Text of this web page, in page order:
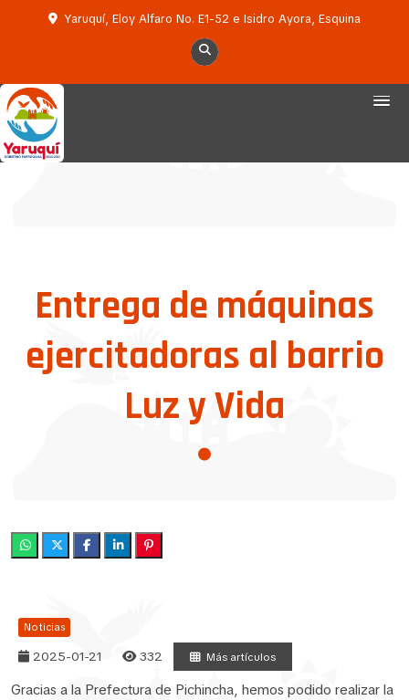
Yaruquí, Eloy Alfaro No. E1-52 e Isidro Ayora, Esquina
Entrega de máquinas
ejercitadoras al barrio
Luz y Vida
Noticias
2025-01-21 332 Más artículos
Gracias a la Prefectura de Pichincha, hemos podido realizar la